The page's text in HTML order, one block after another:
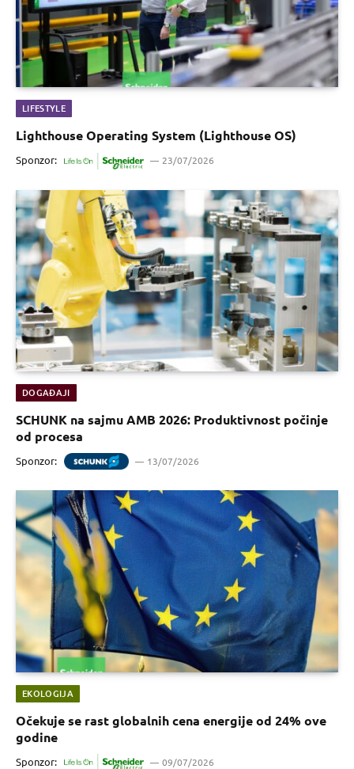
LIFESTYLE
Lighthouse Operating System (Lighthouse OS)
Sponzor: 23/07/2026
DOGAĐAJI
SCHUNK na sajmu AMB 2026: Produktivnost počinje
od procesa
Sponzor: 13/07/2026
EKOLOGIJA
Očekuje se rast globalnih cena energije od 24% ove
godine
Sponzor: 09/07/2026